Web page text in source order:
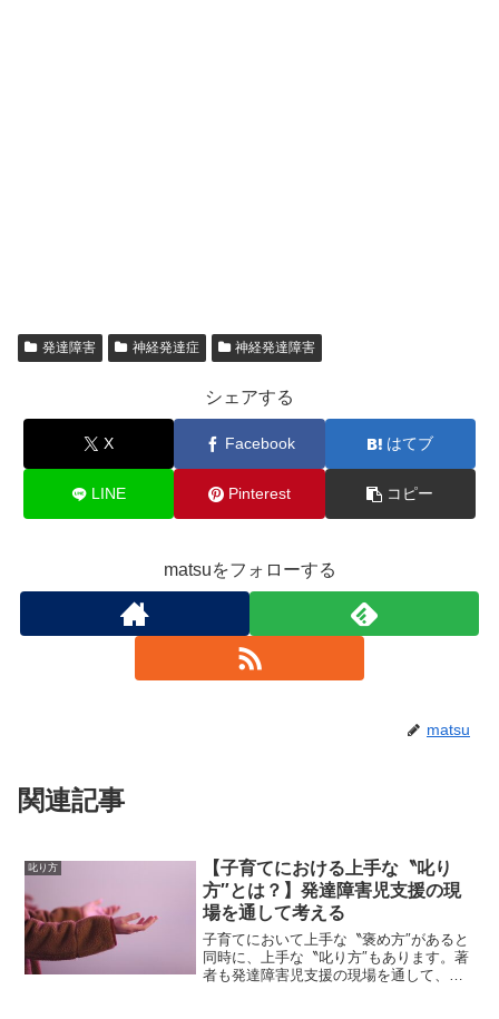
発達障害 神経発達症 神経発達障害
シェアする
X Facebook はてブ
LINE Pinterest コピー
matsuをフォローする
matsu
関連記事
叱り方
【子育てにおける上手な〝叱り
方″とは？】発達障害児支援の現
場を通して考える
子育てにおいて上手な〝褒め方″があると
同時に、上手な〝叱り方″もあります。著
者も発達障害児支援の現場を通して、子